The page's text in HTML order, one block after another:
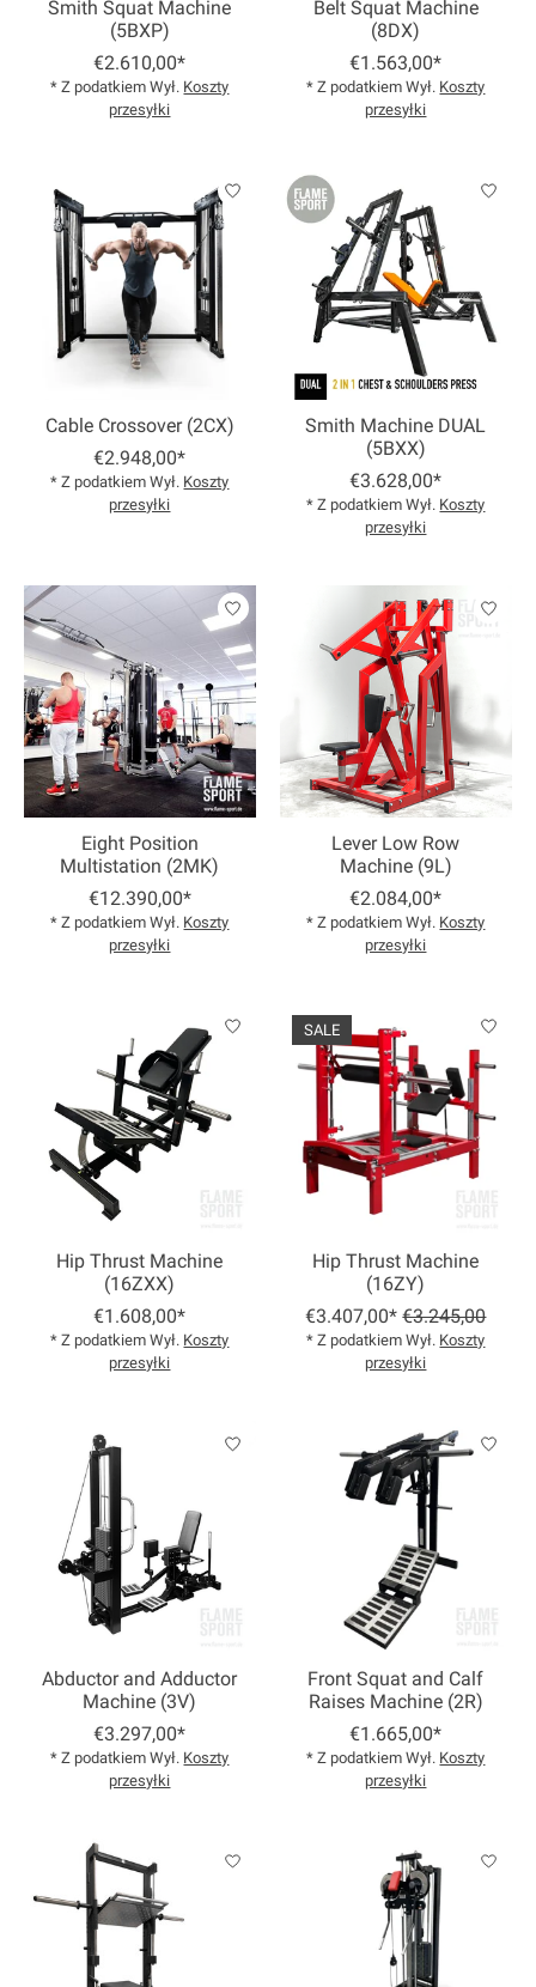
Smith Squat Machine
(5BXP)
€2.610,00*
* Z podatkiem Wył. Koszty
przesyłki
Belt Squat Machine
(8DX)
€1.563,00*
* Z podatkiem Wył. Koszty
przesyłki
Cable Crossover (2CX)
€2.948,00*
* Z podatkiem Wył. Koszty
przesyłki
Smith Machine DUAL
(5BXX)
€3.628,00*
* Z podatkiem Wył. Koszty
przesyłki
Eight Position
Multistation (2MK)
€12.390,00*
* Z podatkiem Wył. Koszty
przesyłki
Lever Low Row
Machine (9L)
€2.084,00*
* Z podatkiem Wył. Koszty
przesyłki
Hip Thrust Machine
(16ZXX)
€1.608,00*
* Z podatkiem Wył. Koszty
przesyłki
SALE
Hip Thrust Machine
(16ZY)
€3.407,00* €3.245,00
* Z podatkiem Wył. Koszty
przesyłki
Abductor and Adductor
Machine (3V)
€3.297,00*
* Z podatkiem Wył. Koszty
przesyłki
Front Squat and Calf
Raises Machine (2R)
€1.665,00*
* Z podatkiem Wył. Koszty
przesyłki